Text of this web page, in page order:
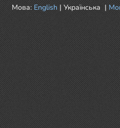
Мова: English | Українська |